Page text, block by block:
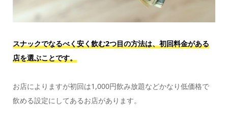
スナックでなるべく安く飲む2つ目の方法は、初回料金がある
店を選ぶことです。
お店によりますが初回は1,000円飲み放題などかなり低価格で
飲める設定にしてあるお店があります。